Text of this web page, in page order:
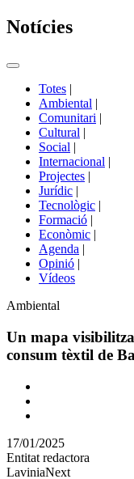
Notícies
Commutador
portals
Totes |
Ambiental |
Comunitari |
Cultural |
Social |
Internacional |
Projectes |
Jurídic |
Tecnològic |
Formació |
Econòmic |
Agenda |
Opinió |
Vídeos
Àmbit
la
Ambiental
Un mapa
consum tèxtil de
Comparteix
altres
xarxes
socials
17/01/2025
Entitat redactora
LaviniaNext